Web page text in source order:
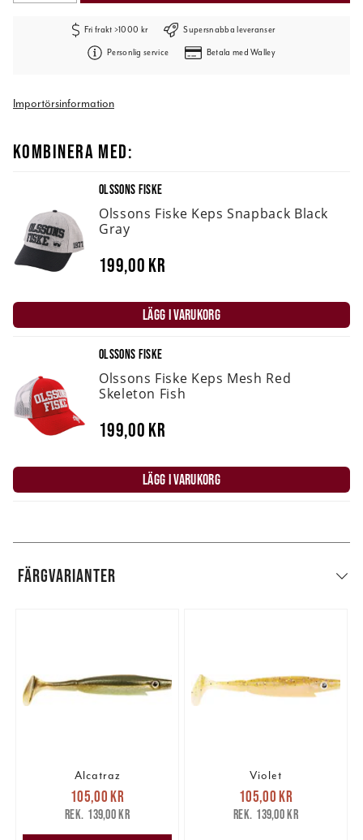
Fri frakt >1000 kr Supersnabba leveranser
Personlig service Betala med Walley
Importörsinformation
KOMBINERA MED:
OLSSONS FISKE
Olssons Fiske Keps Snapback Black
Gray
199,00 kr
LÄGG I VARUKORG
OLSSONS FISKE
Olssons Fiske Keps Mesh Red
Skeleton Fish
199,00 kr
LÄGG I VARUKORG
FÄRGVARIANTER
Alcatraz
Nuvarande pris
105,00 krTidigare pris
139,00 kr
105,00 kr
139,00 kr
Violet
Nuvarande pris
105,00 krTidigare pris
139,00 kr
105,00 kr
139,00 kr